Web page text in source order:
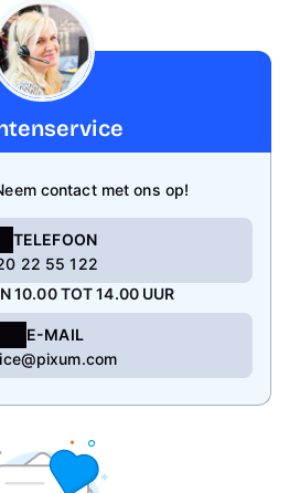
contact met ons op!
TELEFOON
22 55 122
10.00 TOT 14.00 UUR
E-MAIL